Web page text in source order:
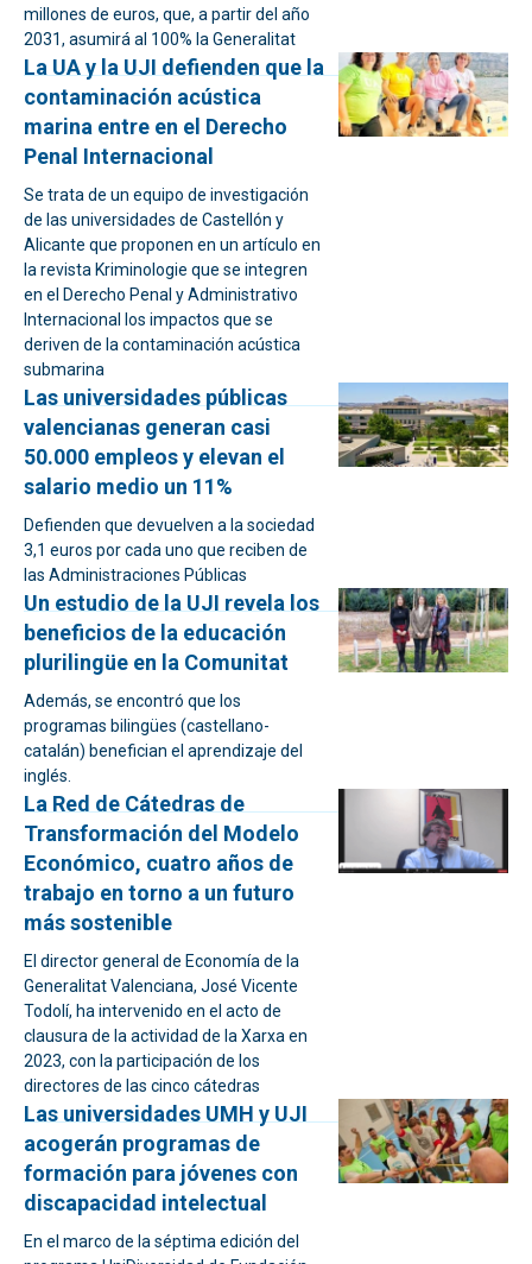
millones de euros, que, a partir del año
2031, asumirá al 100% la Generalitat
La UA y la UJI defienden que la
contaminación acústica
marina entre en el Derecho
Penal Internacional
Se trata de un equipo de investigación
de las universidades de Castellón y
Alicante que proponen en un artículo en
la revista Kriminologie que se integren
en el Derecho Penal y Administrativo
Internacional los impactos que se
deriven de la contaminación acústica
submarina
Las universidades públicas
valencianas generan casi
50.000 empleos y elevan el
salario medio un 11%
Defienden que devuelven a la sociedad
3,1 euros por cada uno que reciben de
las Administraciones Públicas
Un estudio de la UJI revela los
beneficios de la educación
plurilingüe en la Comunitat
Además, se encontró que los
programas bilingües (castellano-
catalán) benefician el aprendizaje del
inglés.
La Red de Cátedras de
Transformación del Modelo
Económico, cuatro años de
trabajo en torno a un futuro
más sostenible
El director general de Economía de la
Generalitat Valenciana, José Vicente
Todolí, ha intervenido en el acto de
clausura de la actividad de la Xarxa en
2023, con la participación de los
directores de las cinco cátedras
Las universidades UMH y UJI
acogerán programas de
formación para jóvenes con
discapacidad intelectual
En el marco de la séptima edición del